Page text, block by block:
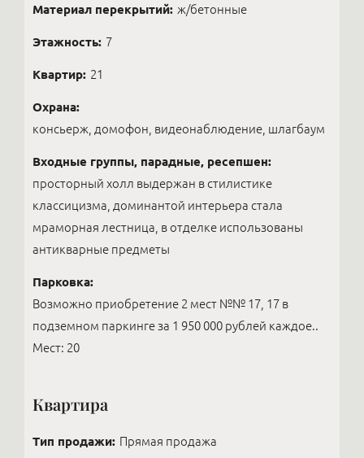
Материал перекрытий: ж/бетонные
Этажность: 7
Квартир: 21
Охрана:
консьерж, домофон, видеонаблюдение, шлагбаум
Входные группы, парадные, ресепшен:
просторный холл выдержан в стилистике
классицизма, доминантой интерьера стала
мраморная лестница, в отделке использованы
антикварные предметы
Парковка:
Возможно приобретение 2 мест №№ 17, 17 в
подземном паркинге за 1 950 000 рублей каждое..
Мест: 20
Квартира
Тип продажи: Прямая продажа